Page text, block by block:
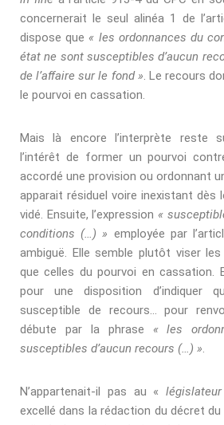
concernerait le seul alinéa 1 de
dispose que « les ordonnances du
état ne sont susceptibles d’aucun
de l’aﬀaire sur le fond ». Le recours
le pourvoi en cassation.
Mais là encore l’interprète reste
l’intérêt de former un pourvoi
accordé une provision ou ordonnant
apparait résiduel voire inexistant dès
vidé. Ensuite, l’expression «
conditions (…) » employée par
ambiguë. Elle semble plutôt viser
que celles du pourvoi en cassation.
pour une disposition d’indiquer
susceptible de recours… pour
débute par la phrase « les
susceptibles d’aucun recours (…) ».
N’appartenait-il pas au «législateur
excellé dans la rédaction du décret